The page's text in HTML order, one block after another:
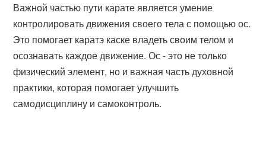
Важной частью пути карате является умение
контролировать движения своего тела с помощью ос.
Это помогает каратэ каске владеть своим телом и
осознавать каждое движение. Ос - это не только
физический элемент, но и важная часть духовной
практики, которая помогает улучшить
самодисциплину и самоконтроль.